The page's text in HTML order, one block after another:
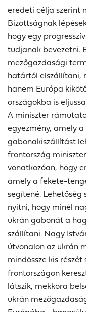
eredeti célja szerint
Bizottságnak
hogy egy
tudjanak bevezetni.
mezőgazdasági
határtól elszállítani,
hanem Európa
országokba is
A miniszter
egyezmény, amely
gabonakiszállítást
frontország
vonatkozóan, hogy
amely a fekete-
segítené.
nyitni, hogy minél
ukrán gabonát a
szállítani. Nagy
útvonalon az ukrán
mindössze kis
frontországon
látszik, mekkora
ukrán